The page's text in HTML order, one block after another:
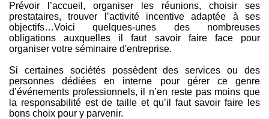
Prévoir l’accueil, organiser les réunions, choisir ses
prestataires, trouver l’activité incentive adaptée à ses
objectifs…Voici quelques-unes des nombreuses
obligations auxquelles il faut savoir faire face pour
organiser votre séminaire d'entreprise.
Si certaines sociétés possèdent des services ou des
personnes dédiées en interne pour gérer ce genre
d’événements professionnels, il n’en reste pas moins que
la responsabilité est de taille et qu’il faut savoir faire les
bons choix pour y parvenir.